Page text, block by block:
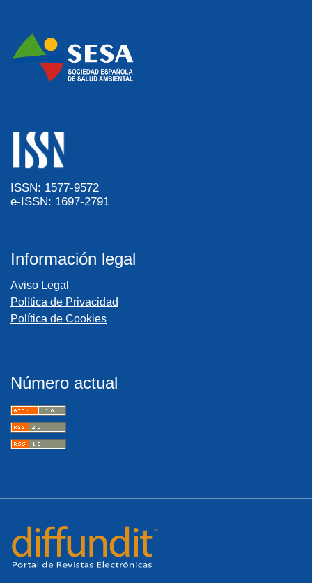
ISSN: 1577-9572
e-ISSN: 1697-2791
Información legal
Aviso Legal
Política de Privacidad
Política de Cookies
Número actual